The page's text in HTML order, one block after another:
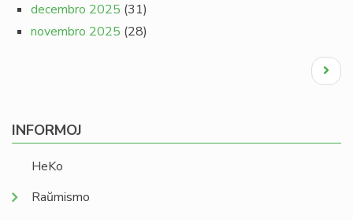
decembro 2025 (31)
novembro 2025 (28)
Next
page
INFORMOJ
HeKo
Raŭmismo